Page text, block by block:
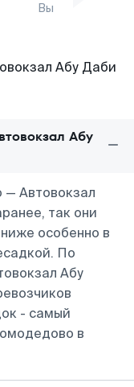
Вы
Абу
Автовокзал
так они
особенно в
По
Абу
- самый
в